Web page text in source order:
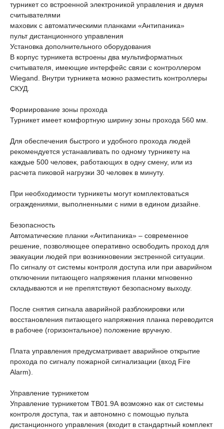
турникет со встроенной электроникой управления и двумя
считывателями
маховик с автоматическими планками «Антипаника»
пульт дистанционного управления
Установка дополнительного оборудования
В корпус турникета встроены два мультиформатных
считывателя, имеющие интерфейс связи с контроллером
Wiegand. Внутри турникета можно разместить контроллеры
СКУД.
Формирование зоны прохода
Турникет имеет комфортную ширину зоны прохода 560 мм.
Для обеспечения быстрого и удобного прохода людей
рекомендуется устанавливать по одному турникету на
каждые 500 человек, работающих в одну смену, или из
расчета пиковой нагрузки 30 человек в минуту.
При необходимости турникеты могут комплектоваться
ограждениями, выполненными с ними в едином дизайне.
Безопасность
Автоматические планки «Антипаника» – современное
решение, позволяющее оперативно освободить проход для
эвакуации людей при возникновении экстренной ситуации.
По сигналу от системы контроля доступа или при аварийном
отключении питающего напряжения планки мгновенно
складываются и не препятствуют безопасному выходу.
После снятия сигнала аварийной разблокировки или
восстановления питающего напряжения планка переводится
в рабочее (горизонтальное) положение вручную.
Плата управления предусматривает аварийное открытие
прохода по сигналу пожарной сигнализации (вход Fire
Alarm).
Управление турникетом
Управление турникетом ТВ01.9А возможно как от системы
контроля доступа, так и автономно с помощью пульта
дистанционного управления (входит в стандартный комплект